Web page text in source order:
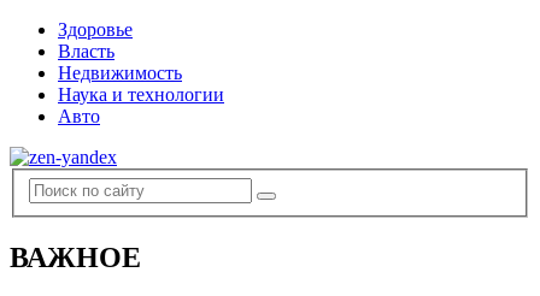
Здоровье
Власть
Недвижимость
Наука и технологии
Авто
ВАЖНОЕ